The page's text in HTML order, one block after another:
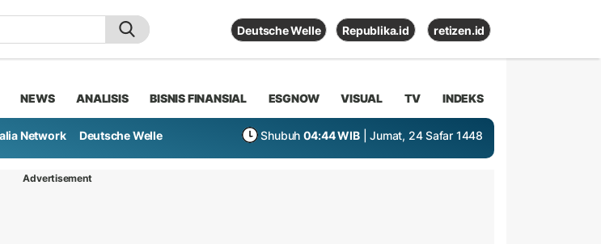
Deutsche Welle Republika.id retizen.id
NEWS ANALISIS BISNIS FINANSIAL ESGNOW VISUAL TV INDEKS
Network Deutsche Welle Shubuh 04:44 WIB | Jumat, 24 Safar 1448
Advertisement